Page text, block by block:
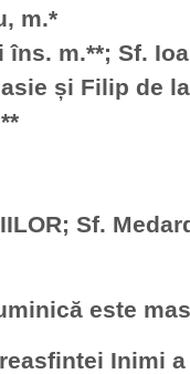
m.*
m.**; Sf.
și Filip de
Sf.
este
Inimi